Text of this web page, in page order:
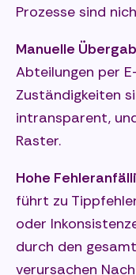
Prozesse sind
Manuelle
Abteilungen per
Zuständigkeiten
intransparent,
Raster.
Hohe
führt zu
oder
durch den
verursachen